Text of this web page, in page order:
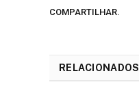
COMPARTILHAR.
RELACIONADOS